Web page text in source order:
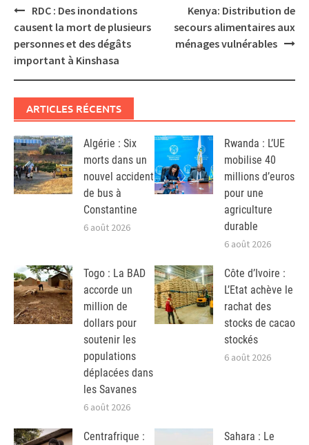
Post
navigation
RDC : Des inondations
causent la mort de plusieurs
personnes et des dégâts
important à Kinshasa
Kenya: Distribution de
secours alimentaires aux
ménages vulnérables
ARTICLES RÉCENTS
Algérie : Six
morts dans un
nouvel accident
de bus à
Constantine
6 août 2026
Rwanda : L’UE
mobilise 40
millions d’euros
pour une
agriculture
durable
6 août 2026
Togo : La BAD
accorde un
million de
dollars pour
soutenir les
populations
déplacées dans
les Savanes
6 août 2026
Côte d’Ivoire :
L’Etat achève le
rachat des
stocks de cacao
stockés
6 août 2026
Centrafrique :
Sahara : Le